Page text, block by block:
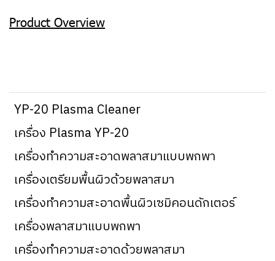
Product Overview
YP-20 Plasma Cleaner
เครื่อง Plasma YP-20
เครื่องทำความสะอาดพลาสมาแบบพกพา
เครื่องเตรียมพื้นผิวด้วยพลาสมา
เครื่องทำความสะอาดพื้นผิวเซมิคอนดักเตอร์
เครื่องพลาสมาแบบพกพา
เครื่องทำความสะอาดด้วยพลาสมา